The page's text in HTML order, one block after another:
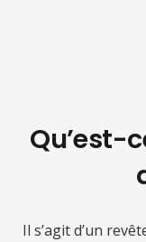
Qu’est-
Il s’agit d’un